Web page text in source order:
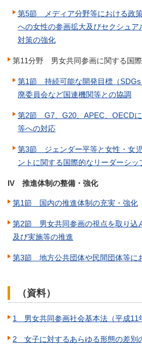
第5節 メディア分野等における政
への女性の参画拡大及びセクシュア
対策の強化
第11分野 男女共同参画に関する国
第1節 持続可能な開発目標（SDGs
廃委員会など国連機関等との協調
第2節 G7、G20、APEC、OECD
等への対応
第3節 ジェンダー平等と女性・女
ントに関する国際的なリーダーシッ
IV 推進体制の整備・強化
第1節 国内の推進体制の充実・強化
第2節 男女共同参画の視点を取り込
及び実施等の推進
第3節 地方公共団体や民間団体等に
（資料）
1 男女共同参画社会基本法（平成11
2 女子に対するあらゆる形態の差別